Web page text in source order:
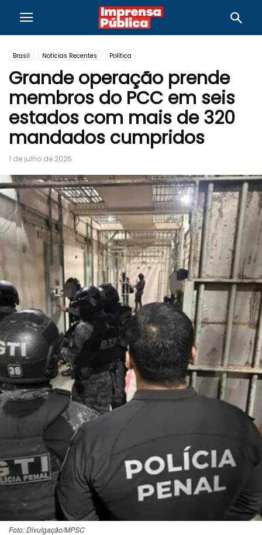
Brasil Notícias Recentes Política
Grande operação prende
membros do PCC em seis
estados com mais de 320
mandados cumpridos
1 de julho de 2026
Foto: Divulgação/MPSC